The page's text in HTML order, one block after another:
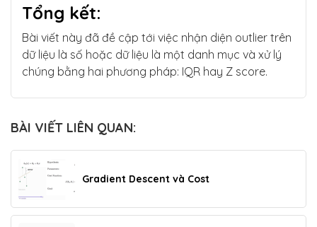
Tổng kết:
Bài viết này đã đề cập tới việc nhận diện outlier trên
dữ liệu là số hoặc dữ liệu là một danh mục và xử lý
chúng bằng hai phương pháp: IQR hay Z score.
BÀI VIẾT LIÊN QUAN:
Gradient Descent và Cost